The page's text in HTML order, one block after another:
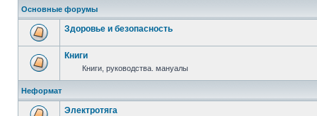
Основные форумы
Здоровье и безопасность
Книги
Книги, руководства. мануалы
Неформат
Электротяга